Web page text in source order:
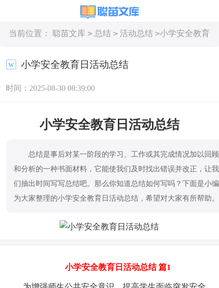
当前位置： 聪苗文库 > 总结 > 活动总结 >小学安全教育
小学安全教育日活动总结
时间：2025-08-30 08:39:00
小学安全教育日活动总结
总结是事后对某一阶段的学习、工作或其完成情况加以回顾
和分析的一种书面材料，它能使我们及时找出错误并改正，让我
们抽出时间写写总结吧。那么你知道总结如何写吗？下面是小编
为大家整理的小学安全教育日活动总结，希望对大家有所帮助。
小学安全教育日活动总结 篇1